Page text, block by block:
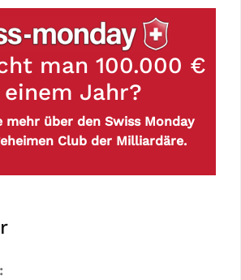
man 100.000 €
Jahr?
mehr über den Swiss Monday
Club der Milliardäre.